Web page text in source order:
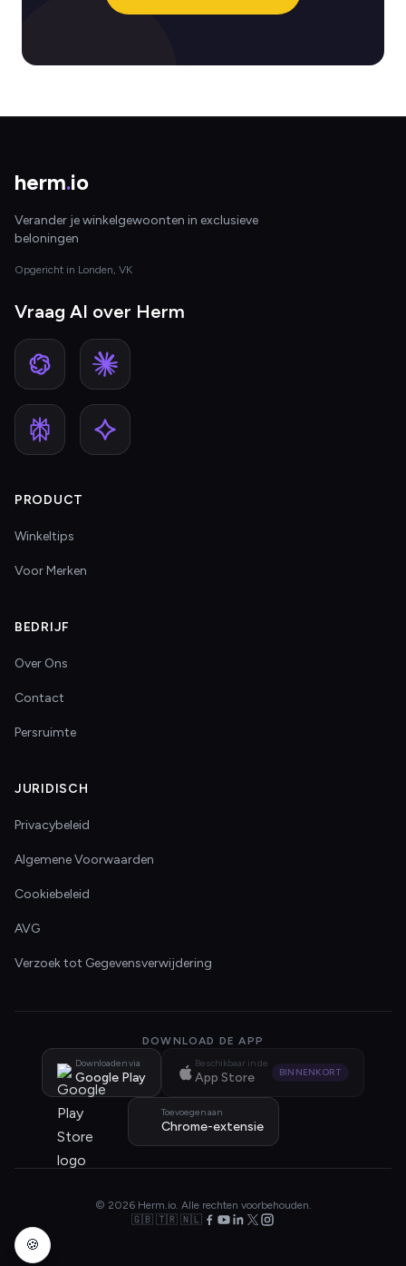
herm.io
Verander je winkelgewoonten in exclusieve
beloningen
Opgericht in Londen, VK
Vraag AI over Herm
PRODUCT
Winkeltips
Voor Merken
BEDRIJF
Over Ons
Contact
Persruimte
JURIDISCH
Privacybeleid
Algemene Voorwaarden
Cookiebeleid
AVG
Verzoek tot Gegevensverwijdering
DOWNLOAD DE APP
Downloaden via
Google Play
Beschikbaar in de
App Store BINNENKORT
Toevoegen aan
Chrome-extensie
© 2026 Herm.io. Alle rechten voorbehouden.
🇬🇧 🇹🇷 🇳🇱
🍪